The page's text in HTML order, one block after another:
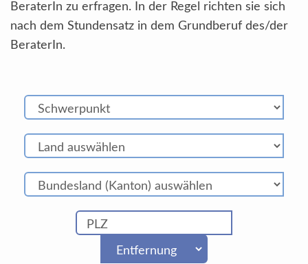
BeraterIn zu erfragen. In der Regel richten sie sich
nach dem Stundensatz in dem Grundberuf des/der
BeraterIn.